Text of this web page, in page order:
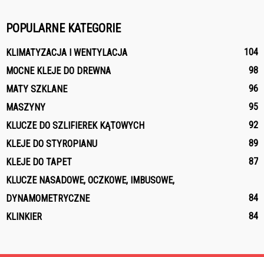
POPULARNE KATEGORIE
KLIMATYZACJA I WENTYLACJA
104
MOCNE KLEJE DO DREWNA
98
MATY SZKLANE
96
MASZYNY
95
KLUCZE DO SZLIFIEREK KĄTOWYCH
92
KLEJE DO STYROPIANU
89
KLEJE DO TAPET
87
KLUCZE NASADOWE, OCZKOWE, IMBUSOWE,
DYNAMOMETRYCZNE
84
KLINKIER
84